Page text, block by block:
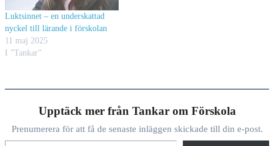
Luktsinnet – en underskattad
nyckel till lärande i förskolan
11 maj 2025
I ”Tankar”
Upptäck mer från Tankar om Förskola
Prenumerera för att få de senaste inläggen skickade till din e-post.
Skriv din e-post …